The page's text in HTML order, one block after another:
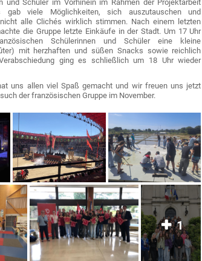
und Schüler im Vorhinein im Rahmen der Projektarbeit
gab viele Möglichkeiten, sich auszutauschen und
alle Clichés wirklich stimmen. Nach einem letzten
die Gruppe letzte Einkäufe in der Stadt. Um 17 Uhr
Schülerinnen und Schüler eine kleine
mit herzhaften und süßen Snacks sowie reichlich
ging es schließlich um 18 Uhr wieder
uns allen viel Spaß gemacht und wir freuen uns jetzt
der französischen Gruppe im November.
1